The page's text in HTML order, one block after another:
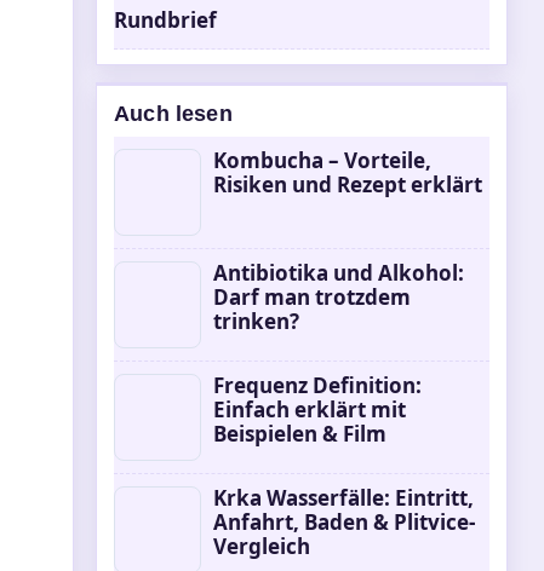
Rundbrief
Auch lesen
Kombucha – Vorteile,
Risiken und Rezept erklärt
Antibiotika und Alkohol:
Darf man trotzdem
trinken?
Frequenz Definition:
Einfach erklärt mit
Beispielen & Film
Krka Wasserfälle: Eintritt,
Anfahrt, Baden & Plitvice-
Vergleich